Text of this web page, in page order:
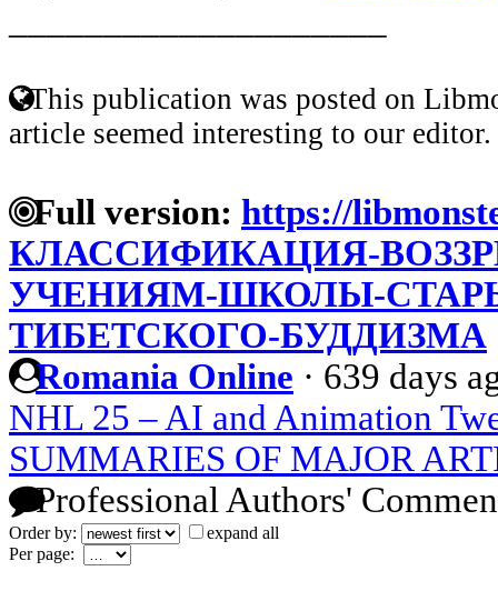
This publication was posted on
article seemed interesting to our editor.
Full version: https://
КЛАССИФИКАЦИЯ-
УЧЕНИЯМ-ШКОЛЫ-
ТИБЕТСКОГО-БУДДИЗМА
Romania Online · 639 days
NHL 25 – AI and Animation
SUMMARIES OF MAJOR
Professional Authors'
Order by:
expand all
Per page: